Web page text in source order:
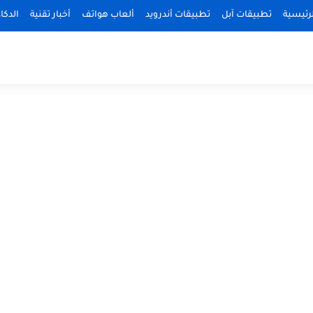
تطبيقات آبل تطبيقات أندرويد ألعاب هواتف أخبار تقنية